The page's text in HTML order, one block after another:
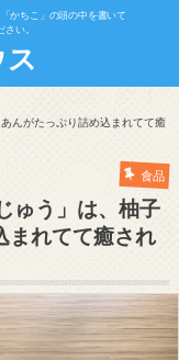
かちこ」の頭の中を書いて
い。
んがたっぷり詰め込まれてて癒
食品
ゅう」は、柚子
まれてて癒され